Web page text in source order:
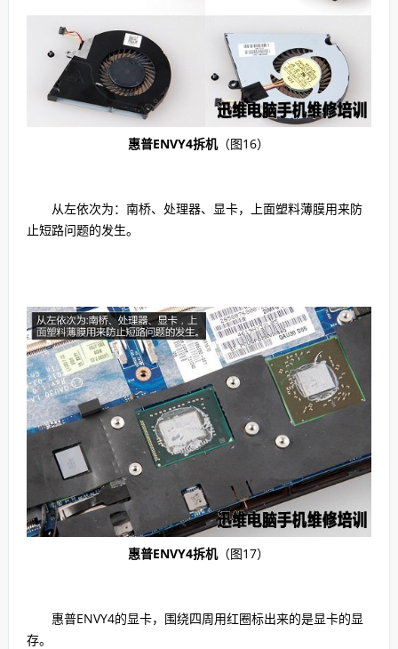
惠普ENVY4拆机（图16）
从左依次为：南桥、处理器、显卡，上面塑料薄膜用来防
止短路问题的发生。
惠普ENVY4拆机（图17）
惠普ENVY4的显卡，围绕四周用红圈标出来的是显卡的显
存。